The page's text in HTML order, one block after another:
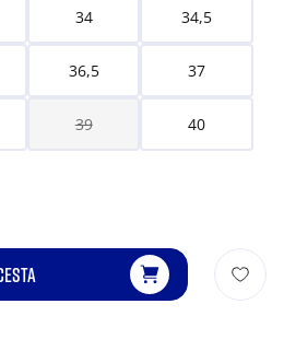
34 34,5
36,5 37
39 40